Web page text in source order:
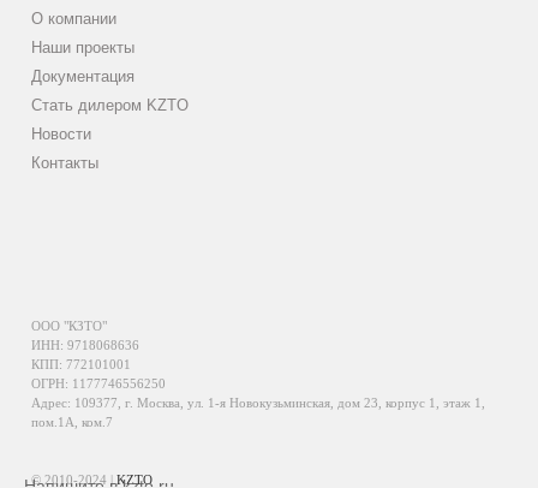
О компании
Наши проекты
Документация
Стать дилером KZTO
Новости
Контакты
ООО "КЗТО"
ИНН: 9718068636
КПП: 772101001
ОГРН: 1177746556250
Адрес: 109377, г. Москва, ул. 1-я Новокузьминская, дом 23, корпус 1, этаж 1,
пом.1А, ком.7
© 2010-2024 |KZTO